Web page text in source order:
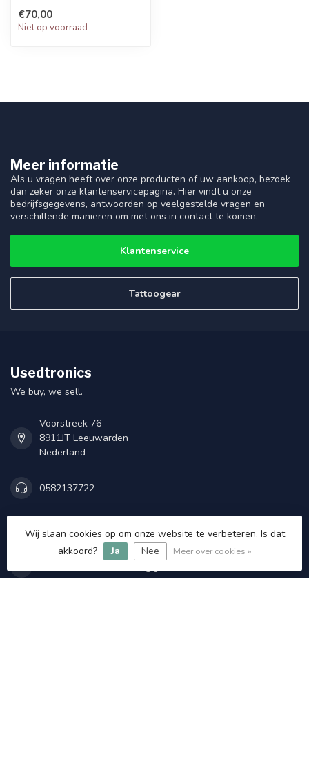
N981N
€70,00
Niet op voorraad
Meer informatie
Als u vragen heeft over onze producten of uw aankoop, bezoek
dan zeker onze klantenservicepagina. Hier vindt u onze
bedrijfsgegevens, antwoorden op veelgestelde vragen en
verschillende manieren om met ons in contact te komen.
Klantenservice
Tattoogear
Usedtronics
We buy, we sell.
Voorstreek 76
8911JT Leeuwarden
Nederland
0582137722
+31620481113
Wij slaan cookies op om onze website te verbeteren. Is dat
akkoord?
Ja Nee Meer over cookies »